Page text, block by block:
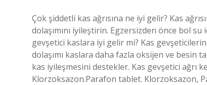
Çok şiddetli kas ağrısına ne iyi gelir? Kas
dolaşımını iyileştirin. Egzersizden önce bol
gevşetici kaslara iyi gelir mi? Kas
dolaşımı kaslara daha fazla oksijen ve besin
kas iyileşmesini destekler. Kas gevşetici ağrı
Klorzoksazon.Parafon tablet. Klorzoksazon,